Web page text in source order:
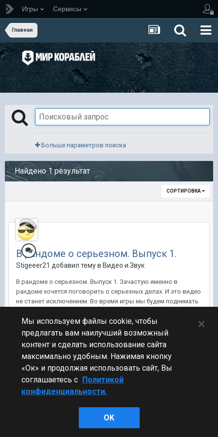
Игры Сервисы
Главная
Больше параметров поиска
Найдено 1 результат
СОРТИРОВКА
В рандоме о серьезном. Выпуск 1.
Stigeeer21 добавил тему в Видео и Звук
В рандоме о серьезном. Выпуск 1. Зачастую именно в
рандоме хочется поговорить о серьезных делах. И это видео
не станет исключением. Во время игры мы будем поднимать
остальное остается в нашем поле зрения. Сегодня мы
поговорим о кинематогра...
7 ноя 2015, 17:35:30 2 ответа
Стиль
Мы используем файлы cookie, чтобы
предлагать вам наилучший возможный
контент и сделать использование сайта
максимально удобным. Нажимая кнопку
«Ок» и продолжая использовать сайт, Вы
соглашаетесь с Политикой
конфиденциальности.
OK
×